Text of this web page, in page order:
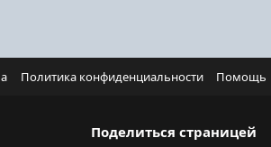
Политика конфиденциальности Помощь
Поделиться страницей